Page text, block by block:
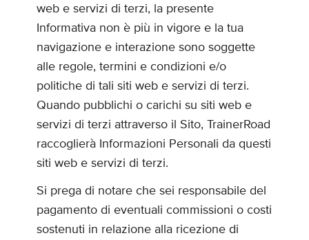
web e servizi di terzi, la presente
Informativa non è più in vigore e la tua
navigazione e interazione sono soggette
alle regole, termini e condizioni e/o
politiche di tali siti web e servizi di terzi.
Quando pubblichi o carichi su siti web e
servizi di terzi attraverso il Sito, TrainerRoad
raccoglierà Informazioni Personali da questi
siti web e servizi di terzi.
Si prega di notare che sei responsabile del
pagamento di eventuali commissioni o costi
sostenuti in relazione alla ricezione di